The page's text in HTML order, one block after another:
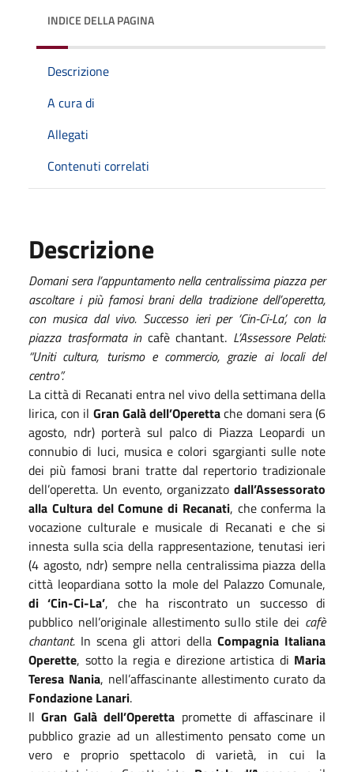
INDICE DELLA PAGINA
Descrizione
A cura di
Allegati
Contenuti correlati
Descrizione
Domani sera l’appuntamento nella centralissima piazza per
ascoltare i più famosi brani della tradizione dell’operetta,
con musica dal vivo. Successo ieri per ‘Cin-Ci-La’, con la
piazza trasformata in cafè chantant. L’Assessore Pelati:
“Uniti cultura, turismo e commercio, grazie ai locali del
centro”.
La città di Recanati entra nel vivo della settimana della
lirica, con il Gran Galà dell’Operettache domani sera (6
agosto, ndr) porterà sul palco di Piazza Leopardi un
connubio di luci, musica e colori sgargianti sulle note
dei più famosi brani tratte dal repertorio tradizionale
dell’operetta. Un evento, organizzato dall’Assessorato
alla Cultura del Comune di Recanati, che conferma la
vocazione culturale e musicale di Recanati e che si
innesta sulla scia della rappresentazione, tenutasi ieri
(4 agosto, ndr) sempre nella centralissima piazza della
città leopardiana sotto la mole del Palazzo Comunale,
di ‘Cin-Ci-La’, che ha riscontrato un successo di
pubblico nell’originale allestimento sullo stile dei cafè
chantant. In scena gli attori della Compagnia Italiana
Operette, sotto la regia e direzione artistica di Maria
Teresa Nania, nell’affascinante allestimento curato da
Fondazione Lanari.
IlGran Galà dell’Operetta promette di affascinare il
pubblico grazie ad un allestimento pensato come un
vero e proprio spettacolo di varietà, in cui la